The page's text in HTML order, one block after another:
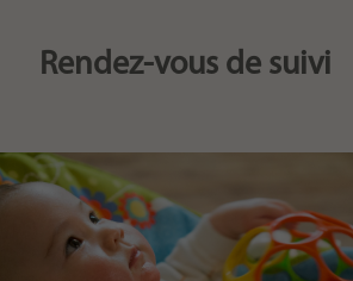
Rendez-vous de suivi